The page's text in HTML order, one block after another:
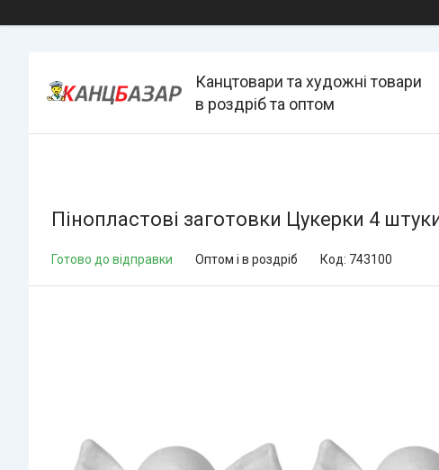
Канцтовари та художні товари
в роздріб та оптом
Пінопластові заготовки Цукерки 4
Готово до відправки Оптом і в роздріб Код: 743100